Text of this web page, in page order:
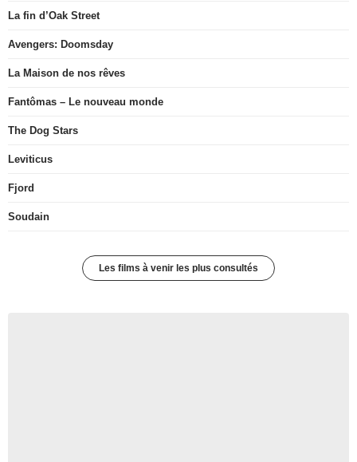
La fin d’Oak Street
Avengers: Doomsday
La Maison de nos rêves
Fantômas – Le nouveau monde
The Dog Stars
Leviticus
Fjord
Soudain
Les films à venir les plus consultés